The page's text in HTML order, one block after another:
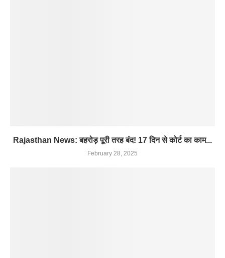
Rajasthan News: बहरोड़ पूरी तरह बंद! 17 दिन से कोर्ट का काम...
February 28, 2025